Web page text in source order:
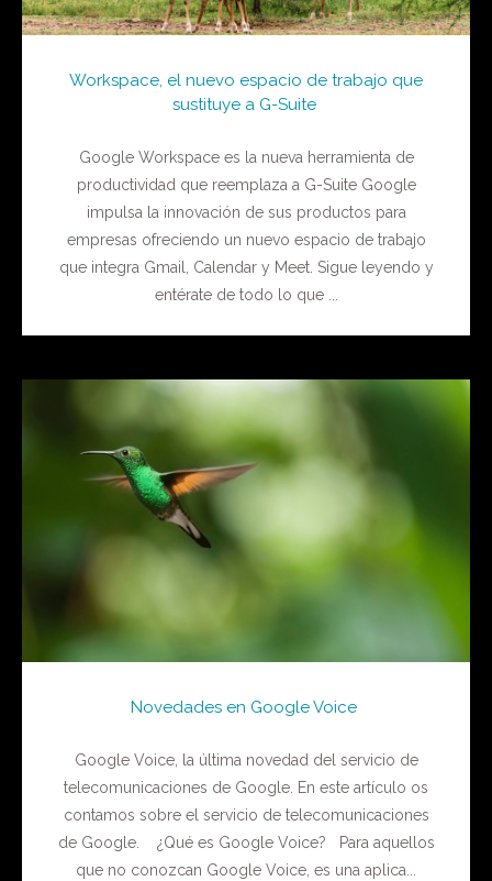
Workspace, el nuevo espacio de trabajo que
sustituye a G-Suite
Google Workspace es la nueva herramienta de
productividad que reemplaza a G-Suite Google
impulsa la innovación de sus productos para
empresas ofreciendo un nuevo espacio de trabajo
que integra Gmail, Calendar y Meet. Sigue leyendo y
entérate de todo lo que ...
Novedades en Google Voice
Google Voice, la última novedad del servicio de
telecomunicaciones de Google. En este artículo os
contamos sobre el servicio de telecomunicaciones
de Google. ¿Qué es Google Voice? Para aquellos
que no conozcan Google Voice, es una aplica...